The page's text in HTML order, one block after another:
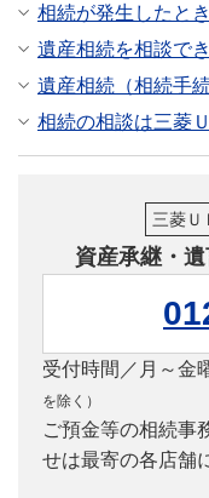
相続が発生したと
遺産相続を相談で
遺産相続（相続手
相続の相談は三菱
三菱Ｕ
資産承継・
受付時間／月～金
を除く）
ご預金等の相続事
せは最寄の各店舗